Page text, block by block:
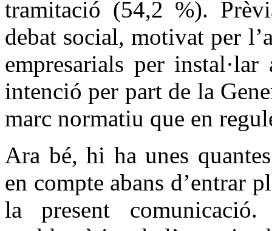
tramitació (54,2 %).
debat social, motivat per
empresarials per
intenció per part de la
marc normatiu que en
Ara bé, hi ha unes
en compte abans d’entrar
la present